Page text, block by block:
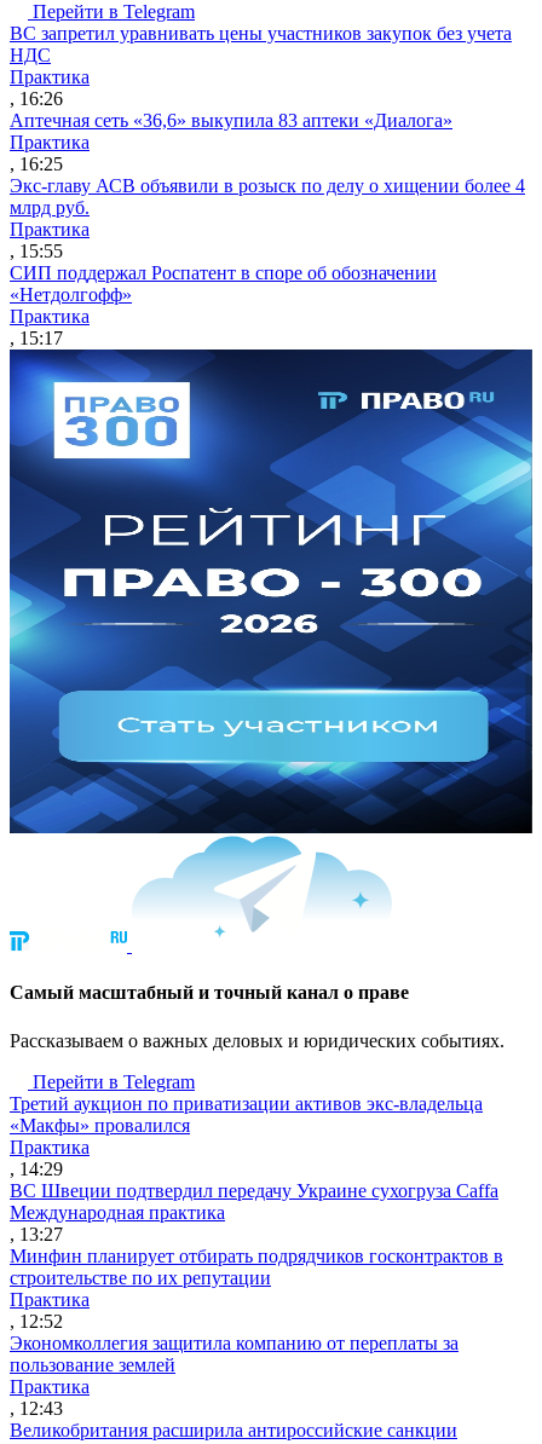
Перейти в Telegram
ВС запретил уравнивать цены участников закупок без учета
НДС
Практика
, 16:26
Аптечная сеть «36,6» выкупила 83 аптеки «Диалога»
Практика
, 16:25
Экс-главу АСВ объявили в розыск по делу о хищении более 4
млрд руб.
Практика
, 15:55
СИП поддержал Роспатент в споре об обозначении
«Нетдолгофф»
Практика
, 15:17
Cамый масштабный и точный канал о праве
Рассказываем о важных деловых и юридических событиях.
Перейти в Telegram
Третий аукцион по приватизации активов экс-владельца
«Макфы» провалился
Практика
, 14:29
ВС Швеции подтвердил передачу Украине сухогруза Caffa
Международная практика
, 13:27
Минфин планирует отбирать подрядчиков госконтрактов в
строительстве по их репутации
Практика
, 12:52
Экономколлегия защитила компанию от переплаты за
пользование землей
Практика
, 12:43
Великобритания расширила антироссийские санкции